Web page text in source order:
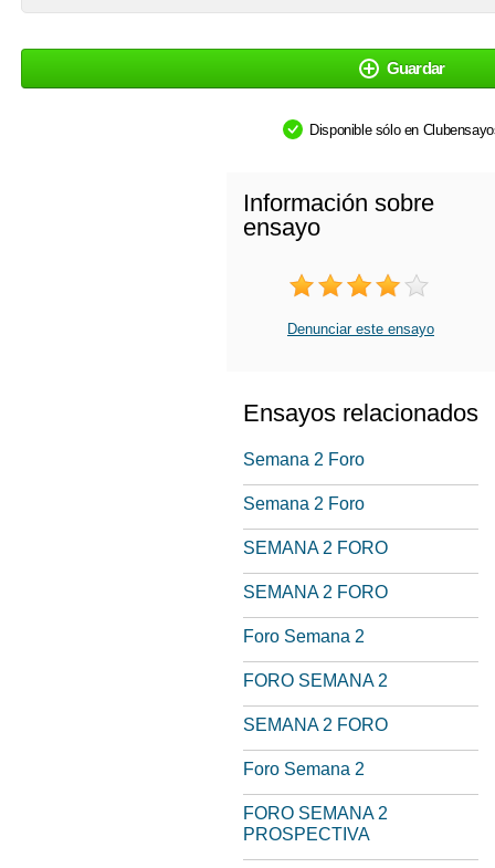
Guardar
Disponible sólo en
Información sobre
ensayo
Denunciar este ensayo
Ensayos relacionados
Semana 2 Foro
Semana 2 Foro
SEMANA 2 FORO
SEMANA 2 FORO
Foro Semana 2
FORO SEMANA 2
SEMANA 2 FORO
Foro Semana 2
FORO SEMANA 2
PROSPECTIVA